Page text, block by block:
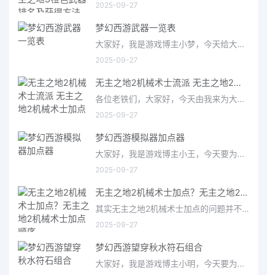
2025-09-27
梦幻西游武器一览表
大家好，我是游戏博主小梦，今天给大家带来的是梦幻西游武器一览表。作为一款经典的国产MMORPG游戏，梦幻西游拥有
2025-09-27
无主之地2机械术士流派 无主之地2机械术士加点
各位老铁们，大家好，今天由我来为大家分享无主之地2机械术士流派，以及无主之地2机械术士加点的相关问题知识，希望
2025-09-27
梦幻西游模拟器加点器
大家好，我是游戏博主小王，今天要为大家介绍的是备受玩家关注的梦幻西游模拟器加点器。作为一款经典的仙侠类游
2025-09-27
无主之地2机械术士加点？无主之地2机械术士加点顺序
其实无主之地2机械术士加点的问题并不复杂，但是又很多的朋友都不太了解无主之地2机械术士加点顺序，因此呢，今天
2025-09-27
梦幻西游望穿秋水符石组合
大家好，我是游戏博主小明，今天要为大家介绍的是梦幻西游中备受关注的望穿秋水符石组合。这个组合在游戏中被称